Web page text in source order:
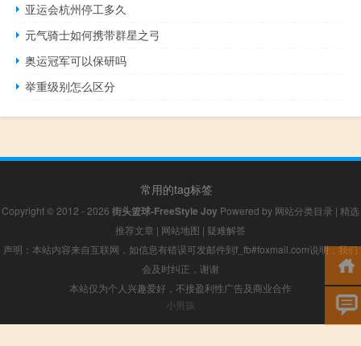
亚运会杭州停工多久
元气骑士如何携带群星之弓
奥运冠军可以保研吗
举重级别怎么区分
常用的tag标签
Copyright © 2012 - 2026 街头篮球-FreeStyle Joy Powered by 网站分类目录 | 精选
推荐文章 | 网站地图 | 疑难解答
声明：本站内容来自互联网，如信息有错误可发邮件到f_fb#foxmail.com说明，我们
会及时纠正，谢谢
本站仅为个人兴趣爱好，不接盈利性广告及商业合作
小男孩